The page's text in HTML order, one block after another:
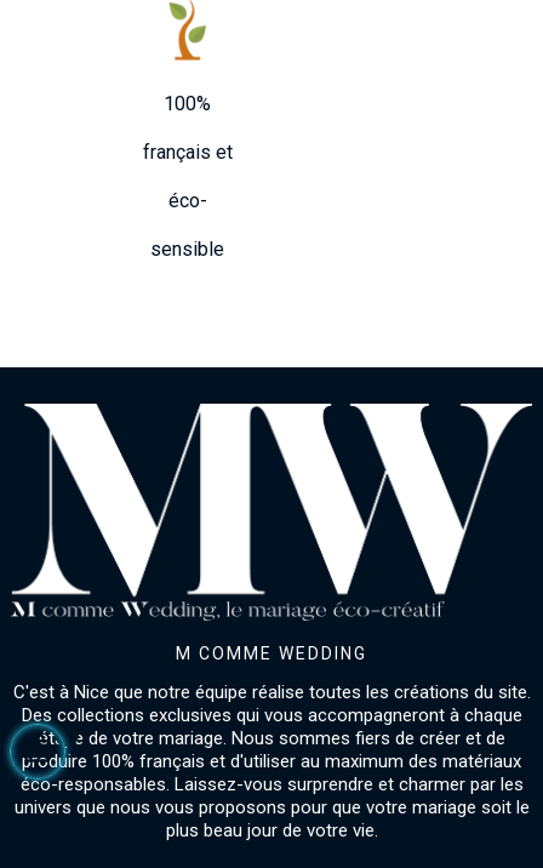
100%
français et
éco-
sensible
M COMME WEDDING
C'est à Nice que notre équipe réalise toutes les créations du site.
Des collections exclusives qui vous accompagneront à chaque
étape de votre mariage. Nous sommes fiers de créer et de
produire 100% français et d'utiliser au maximum des matériaux
éco-responsables. Laissez-vous surprendre et charmer par les
univers que nous vous proposons pour que votre mariage soit le
plus beau jour de votre vie.